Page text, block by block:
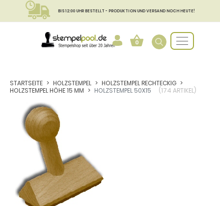
BIS 12:00 UHR BESTELLT - PRODUKTION UND VERSAND NOCH HEUTE!
0
STARTSEITE HOLZSTEMPEL
HOLZSTEMPEL RECHTECKIG
HOLZSTEMPEL HÖHE 15 MM
HOLZSTEMPEL 50X15 (174 ARTIKEL)